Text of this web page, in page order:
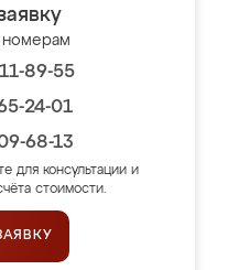
номерам
89-55
24-01
68-13
для консультации и
стоимости.